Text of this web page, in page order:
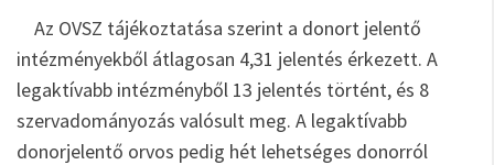
Az OVSZ tájékoztatása szerint a donort jelentő
intézményekből átlagosan 4,31 jelentés érkezett. A
legaktívabb intézményből 13 jelentés történt, és 8
szervadományozás valósult meg. A legaktívabb
donorjelentő orvos pedig hét lehetséges donorról